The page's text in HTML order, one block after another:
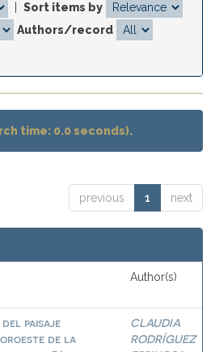
Sort items by
Authors/record
time: 0.0 seconds).
previous 1 next
Author(s)
paisaje
de la
CLAUDIA
RODRÍGUEZ